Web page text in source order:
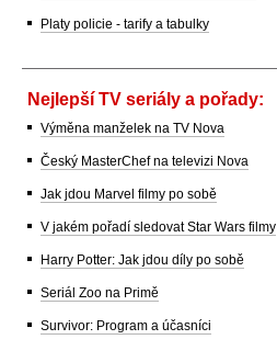
Platy policie - tarify a tabulky
Nejlepší TV seriály a pořady:
Výměna manželek na TV Nova
Český MasterChef na televizi Nova
Jak jdou Marvel filmy po sobě
V jakém pořadí sledovat Star Wars filmy
Harry Potter: Jak jdou díly po sobě
Seriál Zoo na Primě
Survivor: Program a účasníci